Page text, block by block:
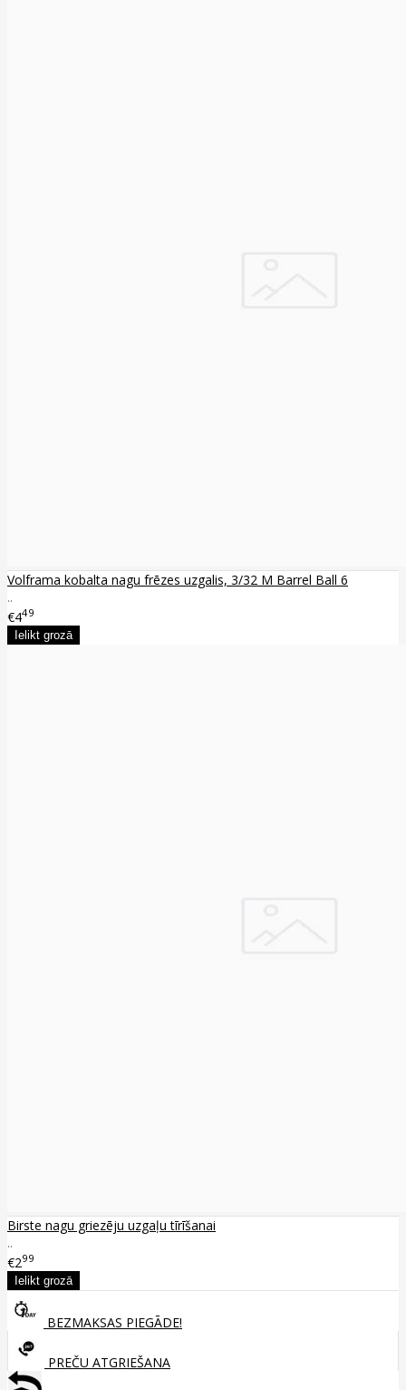
Volframa kobalta nagu frēzes uzgalis, 3/32 M Barrel Ball 6
..
€449
Birste nagu griezēju uzgaļu tīrīšanai
..
€299
BEZMAKSAS PIEGĀDE!
PREČU ATGRIEŠANA